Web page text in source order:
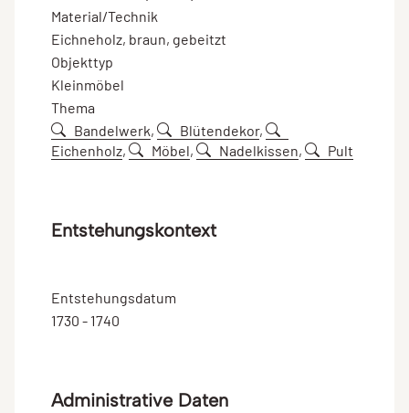
Material/Technik
Eichneholz, braun, gebeitzt
Objekttyp
Kleinmöbel
Thema
Bandelwerk, Blütendekor,
Eichenholz, Möbel, Nadelkissen, Pult
Entstehungskontext
Entstehungsdatum
1730 - 1740
Administrative Daten